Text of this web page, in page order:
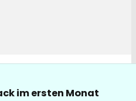
im ersten Monat